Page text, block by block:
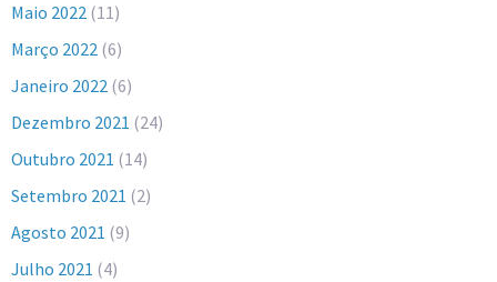
Maio 2022 (11)
Março 2022 (6)
Janeiro 2022 (6)
Dezembro 2021 (24)
Outubro 2021 (14)
Setembro 2021 (2)
Agosto 2021 (9)
Julho 2021 (4)